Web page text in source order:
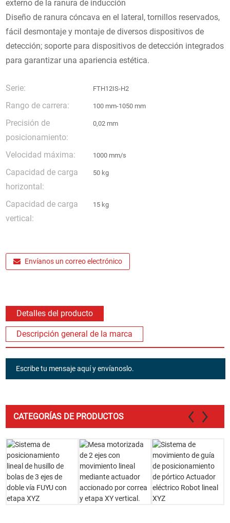
externo de la ranura de inducción
Diseño de ranura cóncava en el lateral, tornillos reservados,
fácil desmontaje y montaje de diversos dispositivos de
detección; soporte para dispositivos de detección integrados
para garantizar una apariencia estética.
Serie: FTH12IS-H2
Rango de carrera: 100 mm-1050 mm
Precisión de
posicionamiento:
0,02 mm
Velocidad máxima: 1000 mm/s
Capacidad de carga
horizontal:
50 kg
Capacidad de carga
vertical:
15 kg
Envíanos un correo electrónico
Detalles del producto
Descripción general de la marca
Escribe tu mensaje aquí y envíanoslo.
CATEGORÍAS DE PRODUCTOS